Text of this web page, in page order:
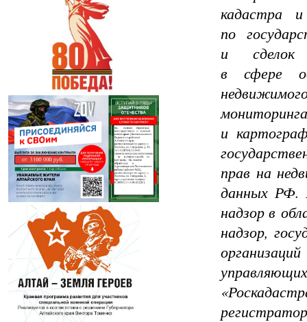
кадастра
по
и сделок
в сфере
и
прав на
данных РФ.
надзор в
надзор,